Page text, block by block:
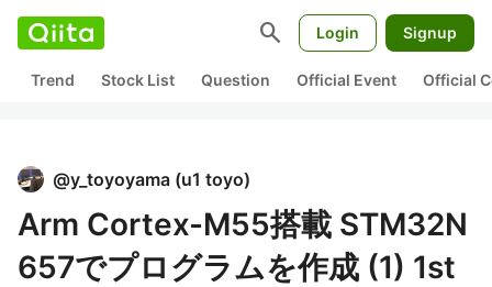
search Login Signup
Trend Stock List Question Official Event Official
@y_toyoyama (u1 toyo)
Arm Cortex-M55搭載 STM32N
657でプログラムを作成 (1) 1st